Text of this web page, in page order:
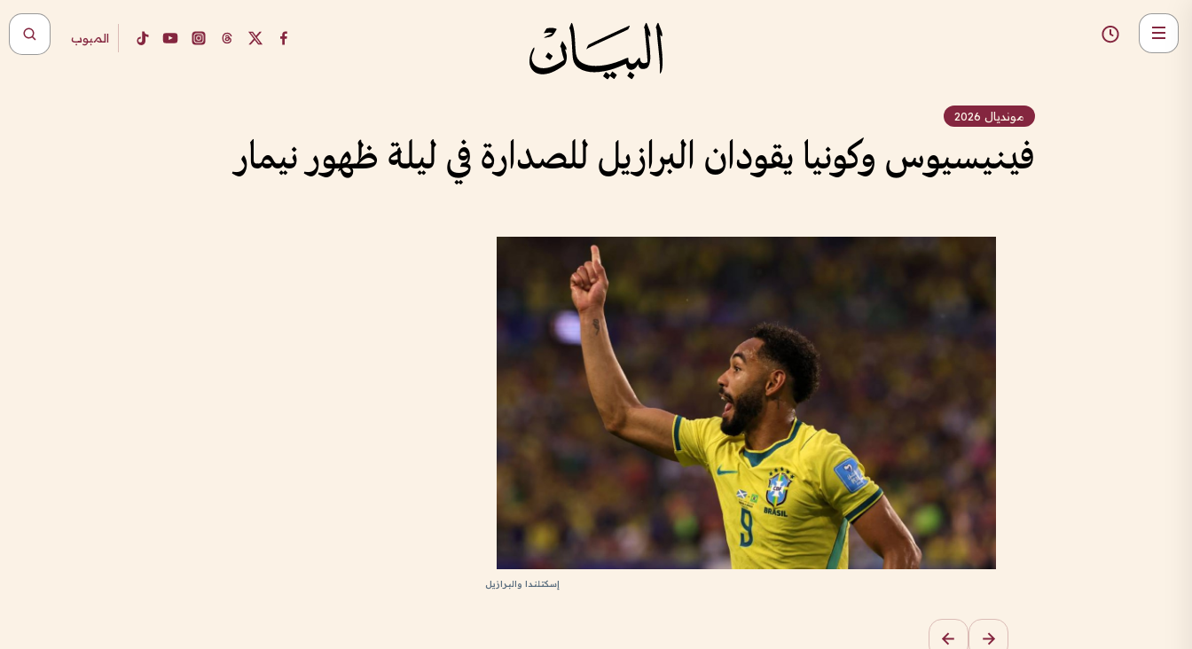
المبوب
مونديال 2026
فينيسيوس وكونيا يقودان البرازيل للصدارة في ليلة ظهور نيمار
إسكتلندا والبرازيل